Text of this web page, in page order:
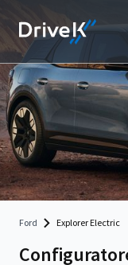
Ford Explorer Electric